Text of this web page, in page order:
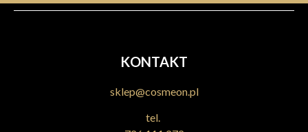
KONTAKT
sklep@cosmeon.pl
tel.